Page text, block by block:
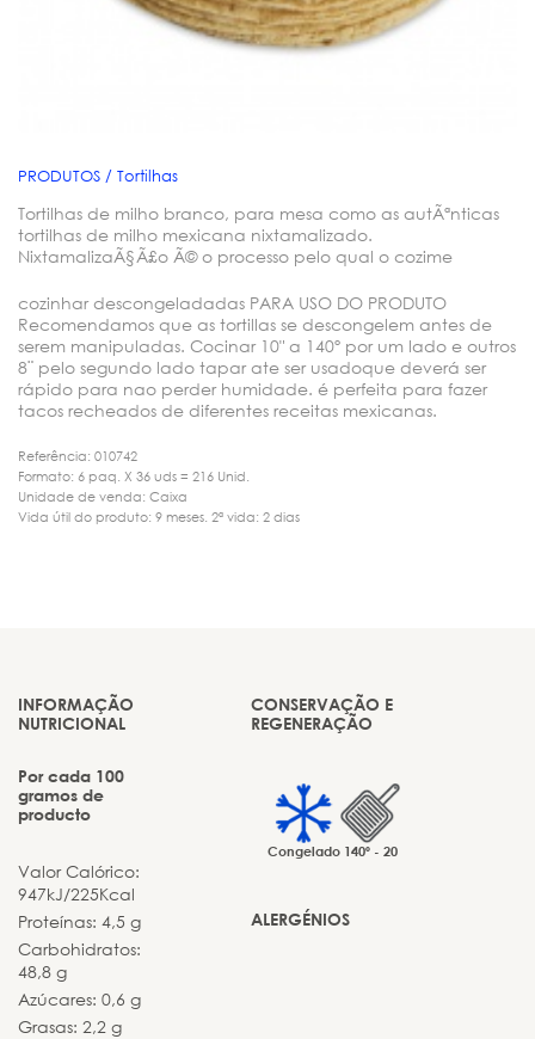
PRODUTOS / Tortilhas
Tortilhas de milho branco, para mesa como as autÃªnticas
tortilhas de milho mexicana nixtamalizado.
NixtamalizaÃ§Ã£o Ã© o processo pelo qual o cozime
cozinhar descongeladadas PARA USO DO PRODUTO
Recomendamos que as tortillas se descongelem antes de
serem manipuladas. Cocinar 10" a 140º por um lado e outros
8¨ pelo segundo lado tapar ate ser usadoque deverá ser
rápido para nao perder humidade. é perfeita para fazer
tacos recheados de diferentes receitas mexicanas.
Referência: 010742
Formato: 6 paq. X 36 uds = 216 Unid.
Unidade de venda: Caixa
Vida útil do produto: 9 meses. 2ª vida: 2 dias
INFORMAÇÃO
NUTRICIONAL
Por cada 100
gramos de
producto
Valor Calórico:
947kJ/225Kcal
Proteínas: 4,5 g
Carbohidratos:
48,8 g
Azúcares: 0,6 g
Grasas: 2,2 g
CONSERVAÇÃO E
REGENERAÇÃO
Congelado 140º - 20
ALERGÉNIOS